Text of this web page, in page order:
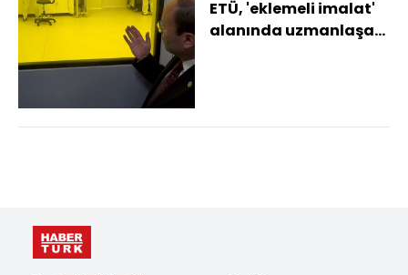
ETÜ, 'eklemeli imalat'
alanında uzmanlaşan